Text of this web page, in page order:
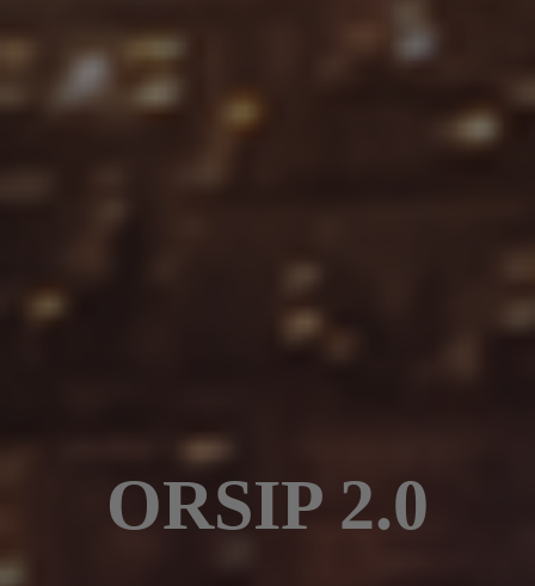
ORSIP 2.0